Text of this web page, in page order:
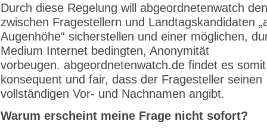
Durch diese Regelung will abgeordnetenwatch
zwischen Fragestellern und Landtagskandidaten
Augenhöhe“ sicherstellen und einer möglichen,
Medium Internet bedingten, Anonymität
vorbeugen. abgeordnetenwatch.de findet es somit
konsequent und fair, dass der Fragesteller seinen
vollständigen Vor- und Nachnamen angibt.
Warum erscheint meine Frage nicht sofort?